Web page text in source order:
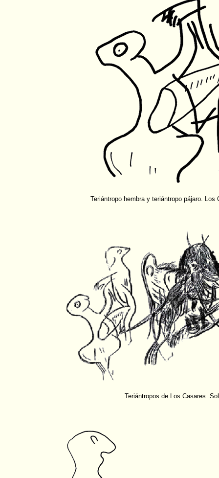
Teriántropo hembra y teriántropo pájaro. Los
Teriántropos de Los Casares.